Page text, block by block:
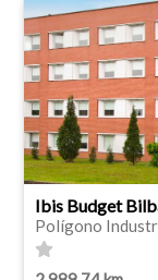
Ibis Budget
Polígono